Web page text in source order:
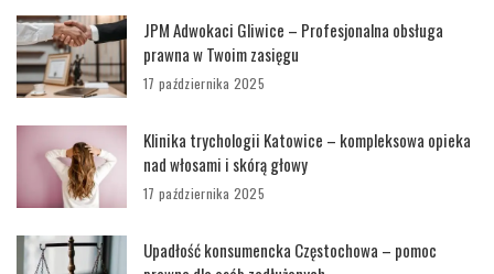
JPM Adwokaci Gliwice – Profesjonalna obsługa
prawna w Twoim zasięgu
17 października 2025
Klinika trychologii Katowice – kompleksowa opieka
nad włosami i skórą głowy
17 października 2025
Upadłość konsumencka Częstochowa – pomoc